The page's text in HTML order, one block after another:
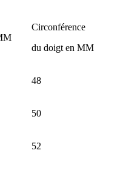
Circonférence
du doigt en MM
48
50
52